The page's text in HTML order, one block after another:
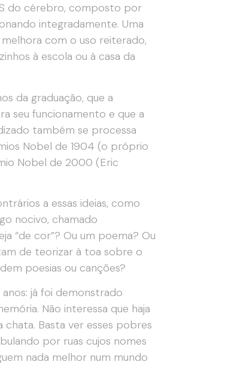
do cérebro, composto por
integradamente. Uma
com o uso reiterado,
à escola ou à casa da
da graduação, que a
seu funcionamento e que a
também se processa
Nobel de 1904 (o próprio
Nobel de 2000 (Eric
a essas ideias, como
nocivo, chamado
“de cor”? Ou um poema? Ou
de teorizar à toa sobre o
poesias ou canções?
já foi demonstrado
Não interessa que haja
chata. Basta ver esses pobres
por ruas cujos nomes
nada melhor num mundo